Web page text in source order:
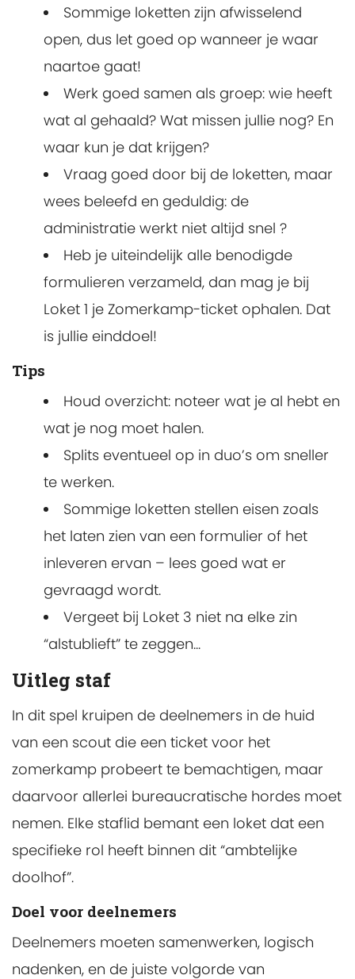
Sommige loketten zijn afwisselend
open, dus let goed op wanneer je waar
naartoe gaat!
Werk goed samen als groep: wie heeft
wat al gehaald? Wat missen jullie nog? En
waar kun je dat krijgen?
Vraag goed door bij de loketten, maar
wees beleefd en geduldig: de
administratie werkt niet altijd snel ?
Heb je uiteindelijk alle benodigde
formulieren verzameld, dan mag je bij
Loket 1 je Zomerkamp-ticket ophalen. Dat
is jullie einddoel!
Tips
Houd overzicht: noteer wat je al hebt en
wat je nog moet halen.
Splits eventueel op in duo’s om sneller
te werken.
Sommige loketten stellen eisen zoals
het laten zien van een formulier of het
inleveren ervan – lees goed wat er
gevraagd wordt.
Vergeet bij Loket 3 niet na elke zin
“alstublieft” te zeggen...
Uitleg staf
In dit spel kruipen de deelnemers in de huid
van een scout die een ticket voor het
zomerkamp probeert te bemachtigen, maar
daarvoor allerlei bureaucratische hordes moet
nemen. Elke staflid bemant een loket dat een
specifieke rol heeft binnen dit “ambtelijke
doolhof”.
Doel voor deelnemers
Deelnemers moeten samenwerken, logisch
nadenken, en de juiste volgorde van